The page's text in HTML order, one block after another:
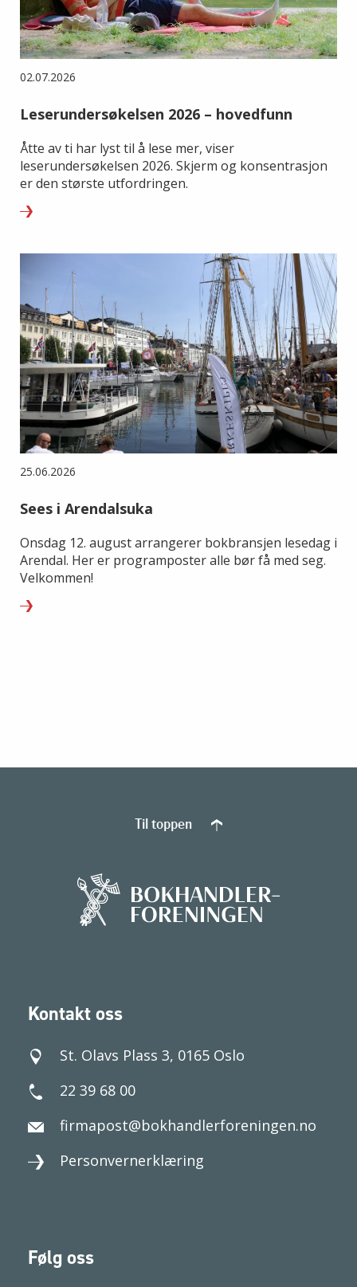
02.07.2026
Leserundersøkelsen 2026 – hovedfunn
Åtte av ti har lyst til å lese mer, viser
leserundersøkelsen 2026. Skjerm og konsentrasjon
er den største utfordringen.
25.06.2026
Sees i Arendalsuka
Onsdag 12. august arrangerer bokbransjen lesedag i
Arendal. Her er programposter alle bør få med seg.
Velkommen!
Kontakt oss
St. Olavs Plass 3, 0165 Oslo
22 39 68 00
firmapost@bokhandlerforeningen.no
Personvernerklæring
Følg oss
Til toppen